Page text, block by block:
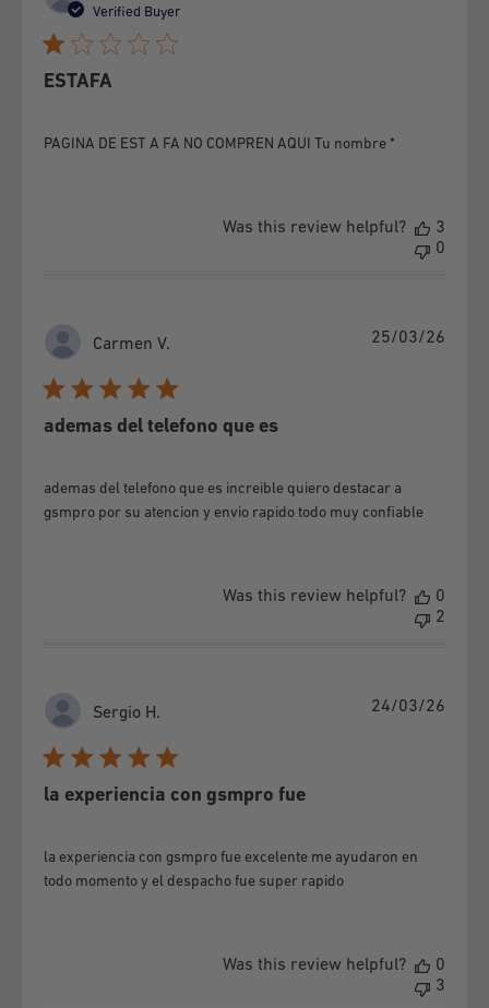
Verified Buyer
ESTAFA
PAGINA DE EST A FA NO COMPREN AQUI Tu nombre *
Was this review helpful?
3
0
Carmen V.
ademas del telefono que es
ademas del telefono que es increible quiero destacar a
gsmpro por su atencion y envio rapido todo muy confiable
25/03/26
Was this review helpful?
0
2
Sergio H.
la experiencia con gsmpro fue
la experiencia con gsmpro fue excelente me ayudaron en
todo momento y el despacho fue super rapido
24/03/26
Was this review helpful?
0
3